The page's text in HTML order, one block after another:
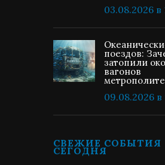
03.08.2026 в
поездов:
затопили
вагонов
09.08.2026 в
СВЕЖИЕ СОБЫТИЯ
СЕГОДНЯ